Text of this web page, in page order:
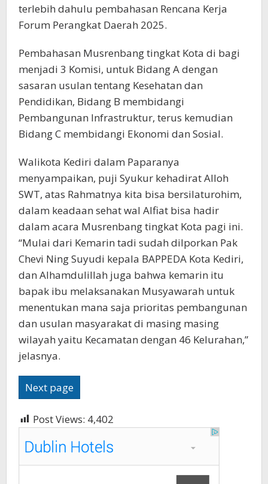
terlebih dahulu pembahasan Rencana Kerja
Forum Perangkat Daerah 2025.
Pembahasan Musrenbang tingkat Kota di bagi
menjadi 3 Komisi, untuk Bidang A dengan
sasaran usulan tentang Kesehatan dan
Pendidikan, Bidang B membidangi
Pembangunan Infrastruktur, terus kemudian
Bidang C membidangi Ekonomi dan Sosial.
Walikota Kediri dalam Paparanya
menyampaikan, puji Syukur kehadirat Alloh
SWT, atas Rahmatnya kita bisa bersilaturohim,
dalam keadaan sehat wal Alfiat bisa hadir
dalam acara Musrenbang tingkat Kota pagi ini.
“Mulai dari Kemarin tadi sudah dilporkan Pak
Chevi Ning Suyudi kepala BAPPEDA Kota Kediri,
dan Alhamdulillah juga bahwa kemarin itu
bapak ibu melaksanakan Musyawarah untuk
menentukan mana saja prioritas pembangunan
dan usulan masyarakat di masing masing
wilayah yaitu Kecamatan dengan 46 Kelurahan,”
jelasnya.
Next page
Post Views: 4,402